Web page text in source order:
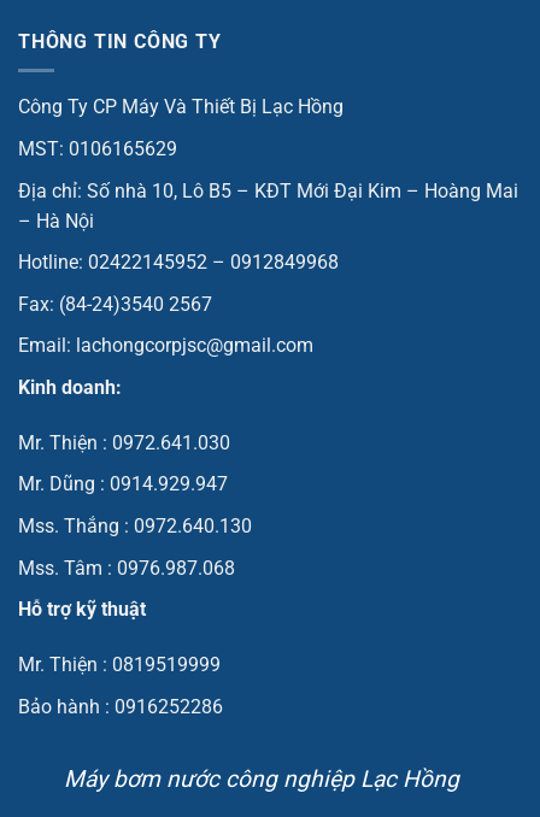
THÔNG TIN CÔNG TY
Công Ty CP Máy Và Thiết Bị Lạc Hồng
MST: 0106165629
Địa chỉ: Số nhà 10, Lô B5 – KĐT Mới Đại Kim – Hoàng Mai
– Hà Nội
Hotline: 02422145952 – 0912849968
Fax: (84-24)3540 2567
Email: lachongcorpjsc@gmail.com
Kinh doanh:
Mr. Thiện : 0972.641.030
Mr. Dũng : 0914.929.947
Mss. Thắng : 0972.640.130
Mss. Tâm : 0976.987.068
Hỗ trợ kỹ thuật
Mr. Thiện : 0819519999
Bảo hành : 0916252286
Máy bơm nước công nghiệp Lạc Hồng